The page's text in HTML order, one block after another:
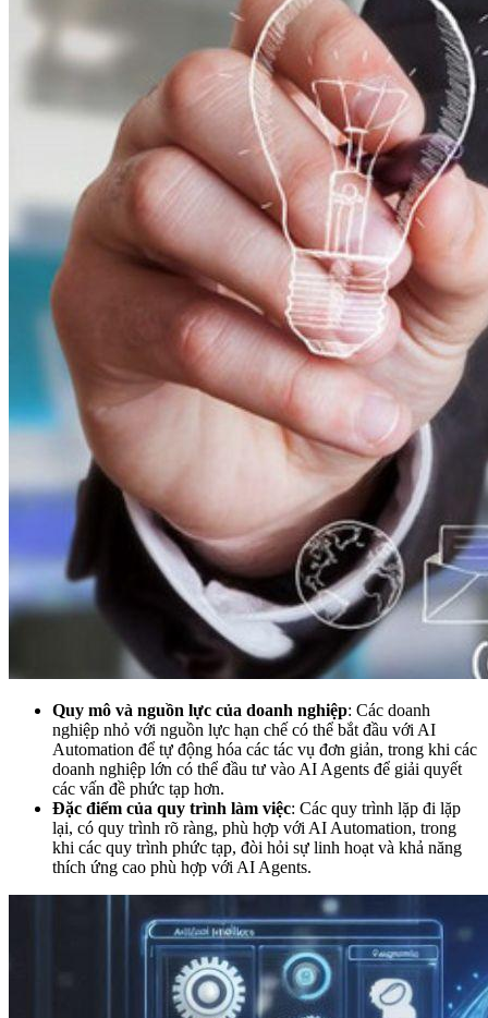
Quy mô và nguồn lực của doanh nghiệp: Các doanh
nghiệp nhỏ với nguồn lực hạn chế có thể bắt đầu với AI
Automation để tự động hóa các tác vụ đơn giản, trong khi các
doanh nghiệp lớn có thể đầu tư vào AI Agents để giải quyết
các vấn đề phức tạp hơn.
Đặc điểm của quy trình làm việc: Các quy trình lặp đi lặp
lại, có quy trình rõ ràng, phù hợp với AI Automation, trong
khi các quy trình phức tạp, đòi hỏi sự linh hoạt và khả năng
thích ứng cao phù hợp với AI Agents.